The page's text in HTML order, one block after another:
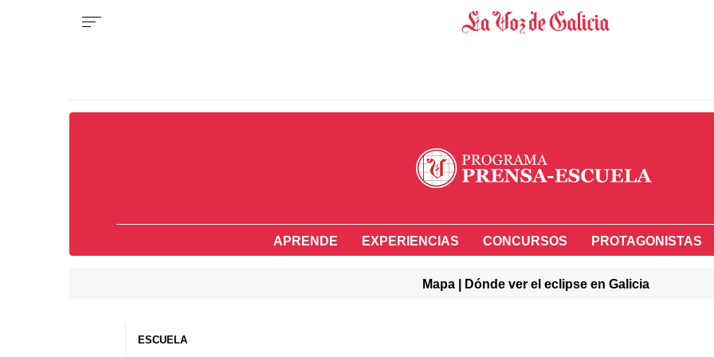
APRENDE EXPERIENCIAS CONCURSOS PROTAGONISTAS
Mapa | Dónde ver el eclipse en Galicia
ESCUELA